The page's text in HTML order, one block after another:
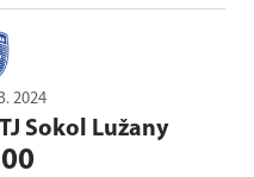
2024
TJ Sokol Lužany